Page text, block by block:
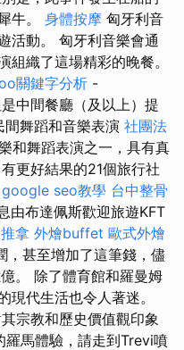
牛。 身體按摩 匈牙利音
活動。 匈牙利音樂會通
織了這場精彩的晚餐。
關鍵字分析 -
中間餐廳（及以上）提
舞蹈和音樂表演 社團法
和舞蹈表演之一，具有真
更好結果的21個旅行社
google seo教學 台中整骨
由布達佩斯歡迎旅遊KFT
拿 外燴buffet 歐式外燴
甚至增加了這筆錢，儘
。 除了體育館和羅曼姆
現代生活也令人著迷。
宗教和歷史價值觀印象
羅馬體驗，請走到Trevi噴